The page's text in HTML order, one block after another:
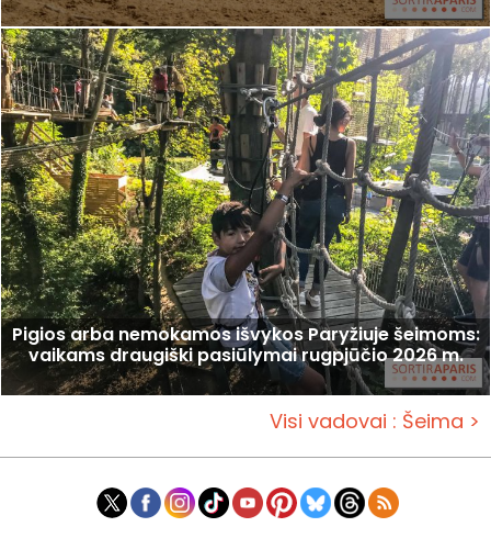
Pigios arba nemokamos išvykos Paryžiuje šeimoms:
vaikams draugiški pasiūlymai rugpjūčio 2026 m.
Visi vadovai : Šeima >